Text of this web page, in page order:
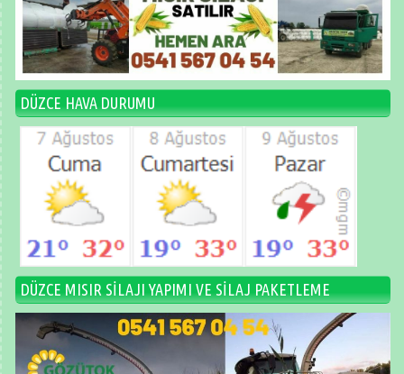
DÜZCE HAVA DURUMU
DÜZCE MISIR SİLAJI YAPIMI VE SİLAJ PAKETLEME